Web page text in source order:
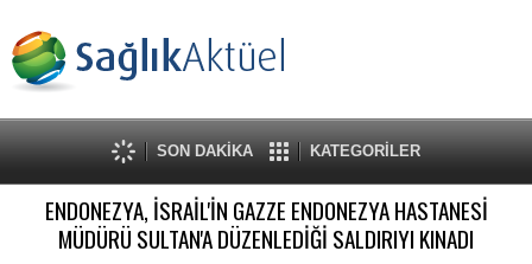
SON DAKİKA KATEGORİLER
ENDONEZYA, İSRAİL'İN GAZZE ENDONEZYA HASTANESİ
MÜDÜRÜ SULTAN'A DÜZENLEDİĞİ SALDIRIYI KINADI